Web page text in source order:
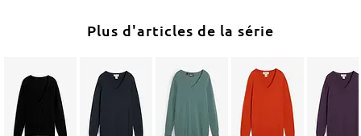
Plus d'articles de la série